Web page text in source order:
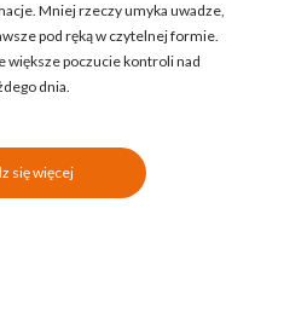
Mniej rzeczy umyka uwadze,
pod ręką w czytelnej formie.
większe poczucie kontroli nad
dnia.
się więcej